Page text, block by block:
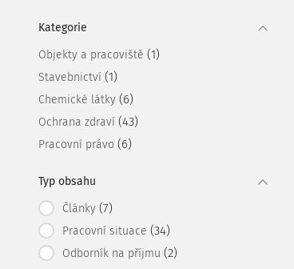
Kategorie
Objekty a pracoviště (1)
Stavebnictví (1)
Chemické látky (6)
Ochrana zdraví (43)
Pracovní právo (6)
Typ obsahu
Články (7)
Pracovní situace (34)
Odborník na příjmu (2)